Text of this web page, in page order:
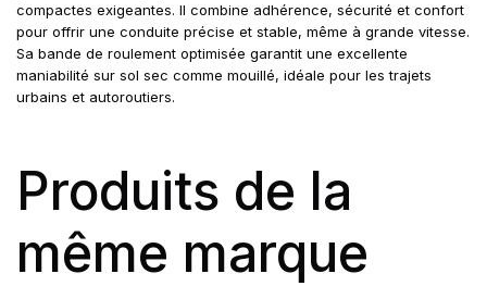
compactes exigeantes. Il combine adhérence, sécurité et confort
pour offrir une conduite précise et stable, même à grande vitesse.
Sa bande de roulement optimisée garantit une excellente
maniabilité sur sol sec comme mouillé, idéale pour les trajets
urbains et autoroutiers.
Produits de la
même marque